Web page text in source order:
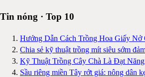
Tin nóng · Top 10
Hướng Dẫn Cách Trồng Hoa Giấy Nở
Chia sẻ kỹ thuật trồng mít siêu sớm
Kỹ Thuật Trồng Cây Chà Là Đạt
Sầu riêng miền Tây rớt giá: nông dân